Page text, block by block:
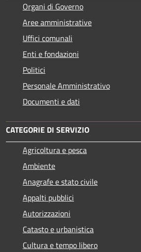
Organi di Governo
Aree amministrative
Uffici comunali
Enti e fondazioni
Politici
Personale Amministrativo
Documenti e dati
CATEGORIE DI SERVIZIO
Agricoltura e pesca
Ambiente
Anagrafe e stato civile
Appalti pubblici
Autorizzazioni
Catasto e urbanistica
Cultura e tempo libero